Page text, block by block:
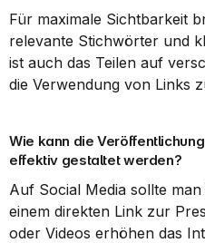
Für maximale Sichtbarkeit
relevante Stichwörter und
ist auch das Teilen auf
die Verwendung von Links
Wie kann die
effektiv gestaltet werden?
Auf Social Media sollte
einem direkten Link zur
oder Videos erhöhen das